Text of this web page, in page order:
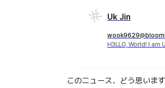
Uk Jin
H3LLO, World! I am
このニュース、どう思いま